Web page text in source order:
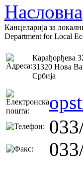
Насловна
Канцеларија за
Department for Local
Карађорђева
31320 Нова
Србија